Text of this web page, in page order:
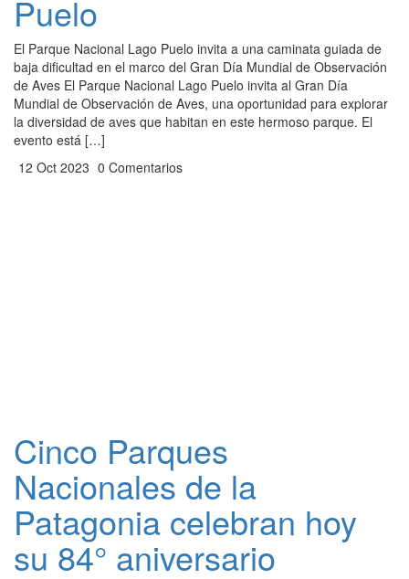
Puelo
El Parque Nacional Lago Puelo invita a una caminata guiada de
baja dificultad en el marco del Gran Día Mundial de Observación
de Aves El Parque Nacional Lago Puelo invita al Gran Día
Mundial de Observación de Aves, una oportunidad para explorar
la diversidad de aves que habitan en este hermoso parque. El
evento está […]
12 Oct 2023 0 Comentarios
Cinco Parques
Nacionales de la
Patagonia celebran hoy
su 84° aniversario